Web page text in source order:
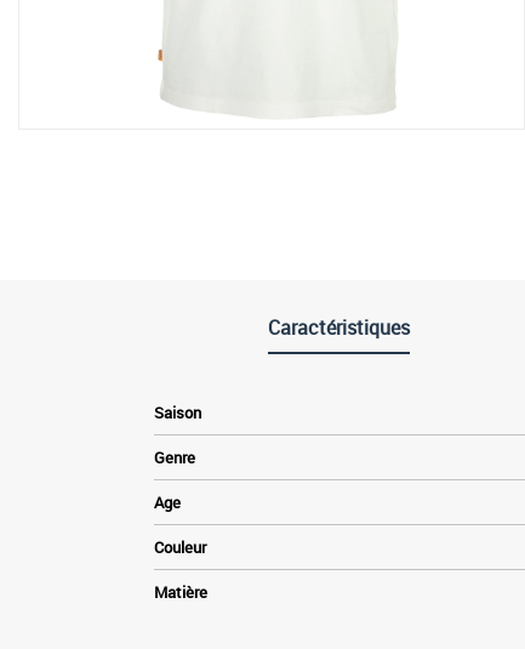
Caractéristiques
Saison
Genre
Age
Couleur
Matière